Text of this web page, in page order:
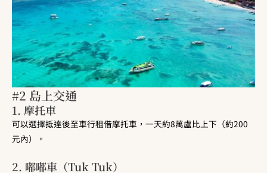
#2 島上交通
1. 摩托車
可以選擇抵達後至車行租借摩托車，一天約8萬盧比上下（約200
元內）。
2. 嘟嘟車（Tuk Tuk）